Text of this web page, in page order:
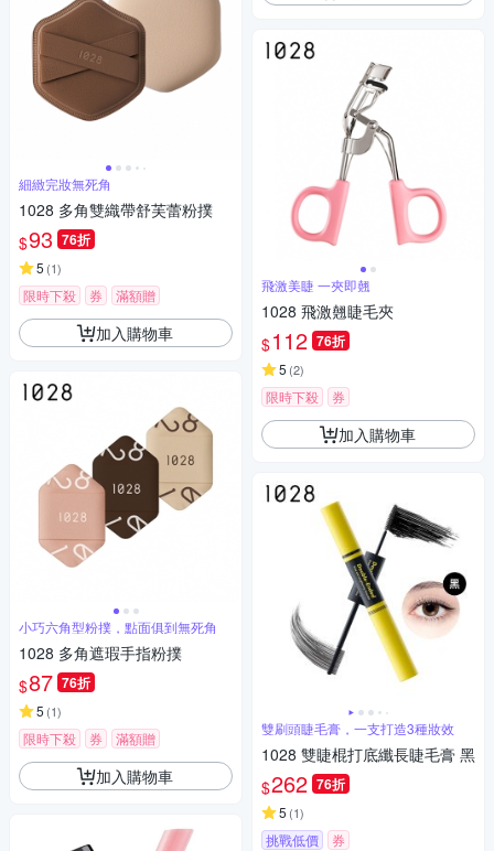
細緻完妝無死角
1028 多角雙織帶舒芙蕾粉撲
$93 76折
5 (1)
限時下殺 券 滿額贈
加入購物車
小巧六角型粉撲，點面俱到無死角
1028 多角遮瑕手指粉撲
$87 76折
5 (1)
限時下殺 券 滿額贈
加入購物車
飛激美睫 一夾即翹
1028 飛激翹睫毛夾
$112 76折
5 (2)
限時下殺 券
加入購物車
雙刷頭睫毛膏，一支打造3種妝效
1028 雙睫棍打底纖長睫毛膏 黑
$262 76折
5 (1)
挑戰低價 券